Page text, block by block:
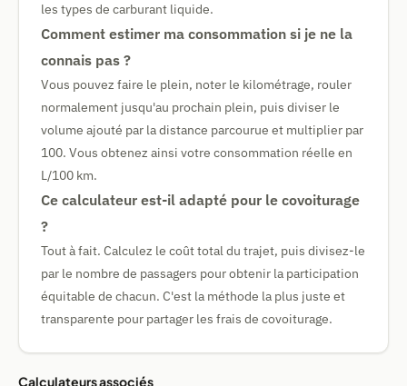
les types de carburant liquide.
Comment estimer ma consommation si je ne la
connais pas ?
Vous pouvez faire le plein, noter le kilométrage, rouler
normalement jusqu'au prochain plein, puis diviser le
volume ajouté par la distance parcourue et multiplier par
100. Vous obtenez ainsi votre consommation réelle en
L/100 km.
Ce calculateur est-il adapté pour le covoiturage
?
Tout à fait. Calculez le coût total du trajet, puis divisez-le
par le nombre de passagers pour obtenir la participation
équitable de chacun. C'est la méthode la plus juste et
transparente pour partager les frais de covoiturage.
Calculateurs associés